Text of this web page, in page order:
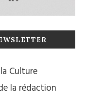
Culture
la rédaction